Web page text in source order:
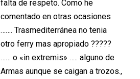
falta de respeto. Como he
comentado en otras ocasiones
……. Trasmediterránea no tenia
otro ferry mas apropiado ?????
…… o «in extremis» ….. alguno de
Armas aunque se caigan a trozos.,